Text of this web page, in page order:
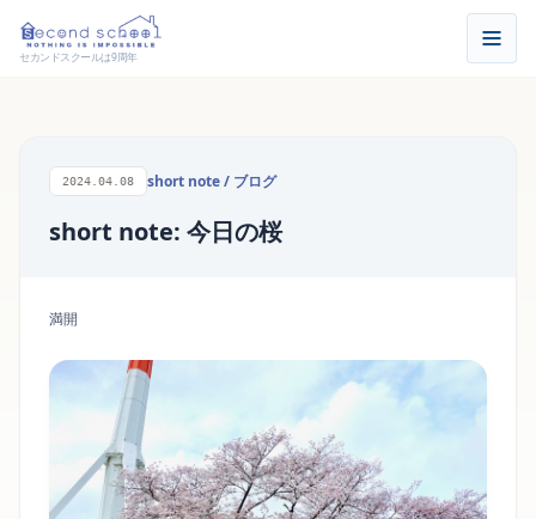
セカンドスクールは9周年
2024.04.08 short note/ ブログ
short note: 今日の桜
満開